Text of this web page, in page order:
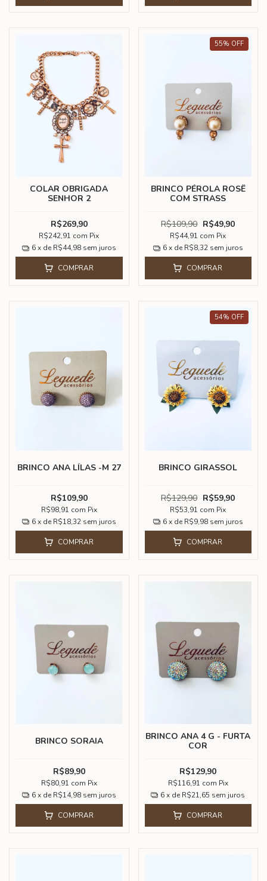
COLAR OBRIGADA
SENHOR 2
R$269,90
R$242,91 com Pix
6 x de R$44,98 sem juros
COMPRAR
55% OFF
BRINCO PÉROLA ROSÊ
COM STRASS
R$109,90 R$49,90
R$44,91 com Pix
6 x de R$8,32 sem juros
COMPRAR
BRINCO ANA LÍLAS -M 27
R$109,90
R$98,91 com Pix
6 x de R$18,32 sem juros
COMPRAR
54% OFF
BRINCO GIRASSOL
R$129,90 R$59,90
R$53,91 com Pix
6 x de R$9,98 sem juros
COMPRAR
BRINCO SORAIA
R$89,90
R$80,91 com Pix
6 x de R$14,98 sem juros
COMPRAR
BRINCO ANA 4 G - FURTA
COR
R$129,90
R$116,91 com Pix
6 x de R$21,65 sem juros
COMPRAR